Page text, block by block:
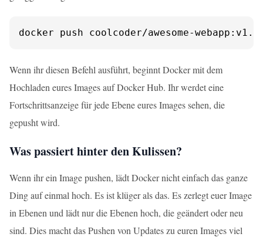
docker push coolcoder/awesome-webapp:v1.0
Wenn ihr diesen Befehl ausführt, beginnt Docker mit dem
Hochladen eures Images auf Docker Hub. Ihr werdet eine
Fortschrittsanzeige für jede Ebene eures Images sehen, die
gepusht wird.
Was passiert hinter den Kulissen?
Wenn ihr ein Image pushen, lädt Docker nicht einfach das ganze
Ding auf einmal hoch. Es ist klüger als das. Es zerlegt euer Image
in Ebenen und lädt nur die Ebenen hoch, die geändert oder neu
sind. Dies macht das Pushen von Updates zu euren Images viel